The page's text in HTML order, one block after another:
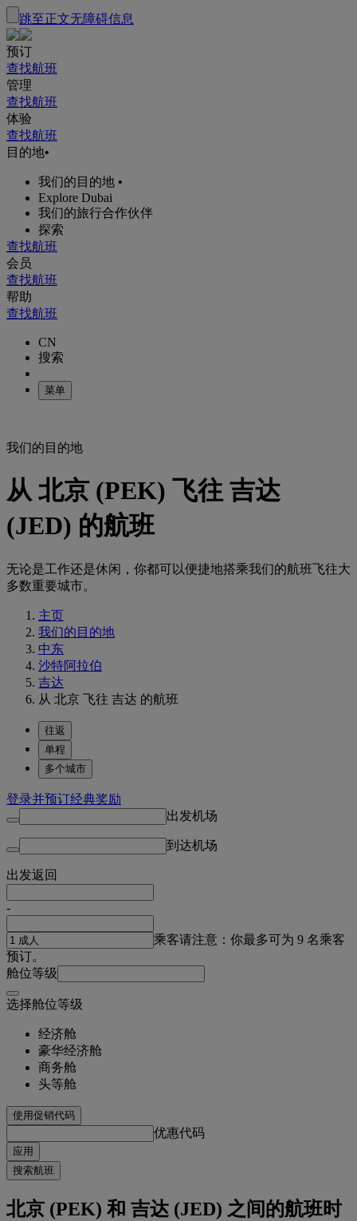
跳至正文无障碍信息
预订
查找航班
管理
查找航班
体验
查找航班
目的地•
我们的目的地 •
Explore Dubai
我们的旅行合作伙伴
探索
查找航班
会员
查找航班
帮助
查找航班
CN
搜索
菜单
我们的目的地
从 北京 (PEK) 飞往 吉达
(JED) 的航班
无论是工作还是休闲，你都可以便捷地搭乘我们的航班飞往大
多数重要城市。
主页
我们的目的地
中东
沙特阿拉伯
吉达
从 北京 飞往 吉达 的航班
往返
单程
多个城市
登录并预订经典奖励
出发机场
到达机场
出发返回
-
乘客请注意：你最多可为 9 名乘客
预订。
舱位等级
选择舱位等级
经济舱
豪华经济舱
商务舱
头等舱
使用促销代码
优惠代码
应用
搜索航班
北京 (PEK) 和 吉达 (JED) 之间的航班时